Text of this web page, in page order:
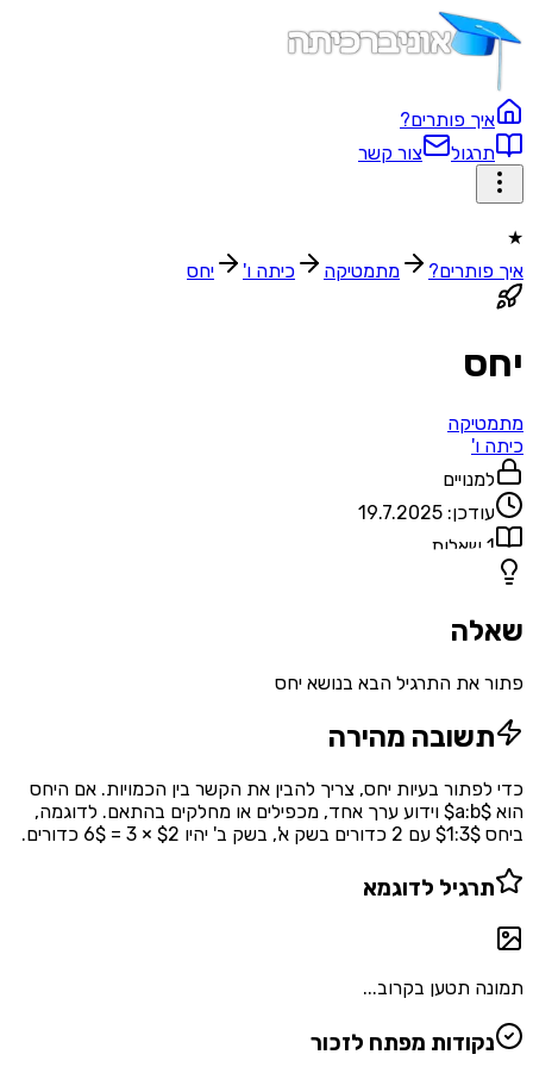
איך פותרים?
תרגול
צור קשר
★
איך פותרים?
מתמטיקה כיתה ו' יחס
יחס
מתמטיקה
כיתה ו'
למנויים
עודכן: 19.7.2025
1 שאלות
שאלה
פתור את התרגיל הבא בנושא יחס
תשובה מהירה
כדי לפתור בעיות יחס, צריך להבין את הקשר בין הכמויות. אם היחס
הוא $a:b$ וידוע ערך אחד, מכפילים או מחלקים בהתאם. לדוגמה,
ביחס $1:3$ עם 2 כדורים בשק א', בשק ב' יהיו $2 × 3 = 6$ כדורים.
תרגיל לדוגמא
תמונה תטען בקרוב...
נקודות מפתח לזכור